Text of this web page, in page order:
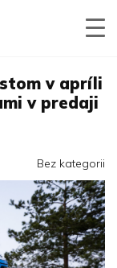
v apríli
v predaji
Bez kategorii